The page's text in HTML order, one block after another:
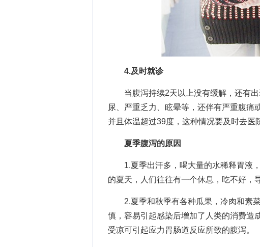
4.及时就诊
当腹泻持续2天以上没有缓解，还有出
尿、严重乏力、眩晕等，还伴有严重腹痛
并且体温超过39度，这种情况要及时去医
夏季腹泻的原因
1.夏季出汗多，喝大量的水稀释胃液，
的夏天，人们往往有一个休息，吃不好，
2.夏季和秋季有各种瓜果，冷肉和素菜
慎，容易引起感染后增加了人类的消费造
受凉可引起应力胃肠道反应所致的腹泻。